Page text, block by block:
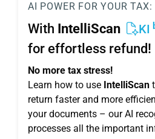
AI POWER FOR YOUR TAX:
With IntelliScan KI
for effortless refund!
No more tax stress!
Learn how to use IntelliScan
return faster and more
your documents – our AI
processes all the important